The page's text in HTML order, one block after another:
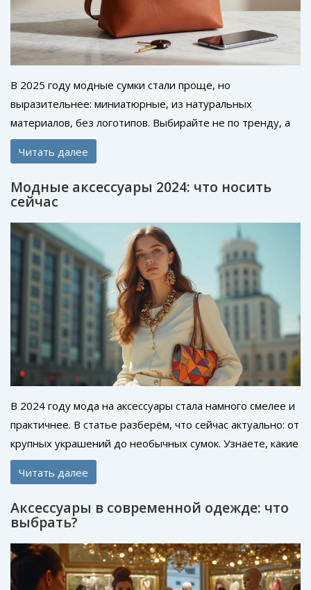
В 2025 году модные сумки стали проще, но
выразительнее: миниатюрные, из натуральных
материалов, без логотипов. Выбирайте не по тренду, а
по жизни - и ваша сумка будет идеальной.
Читать далее
Модные аксессуары 2024: что носить
сейчас
В 2024 году мода на аксессуары стала намного смелее и
практичнее. В статье разберём, что сейчас актуально: от
крупных украшений до необычных сумок. Узнаете, какие
детали способны моментально обновить даже базовый
гардероб. Простые советы помогут не расставаться со
стилем каждый день. Собрали всё самое интересное без
запутанных терминов.
Читать далее
Аксессуары в современной одежде: что
выбрать?